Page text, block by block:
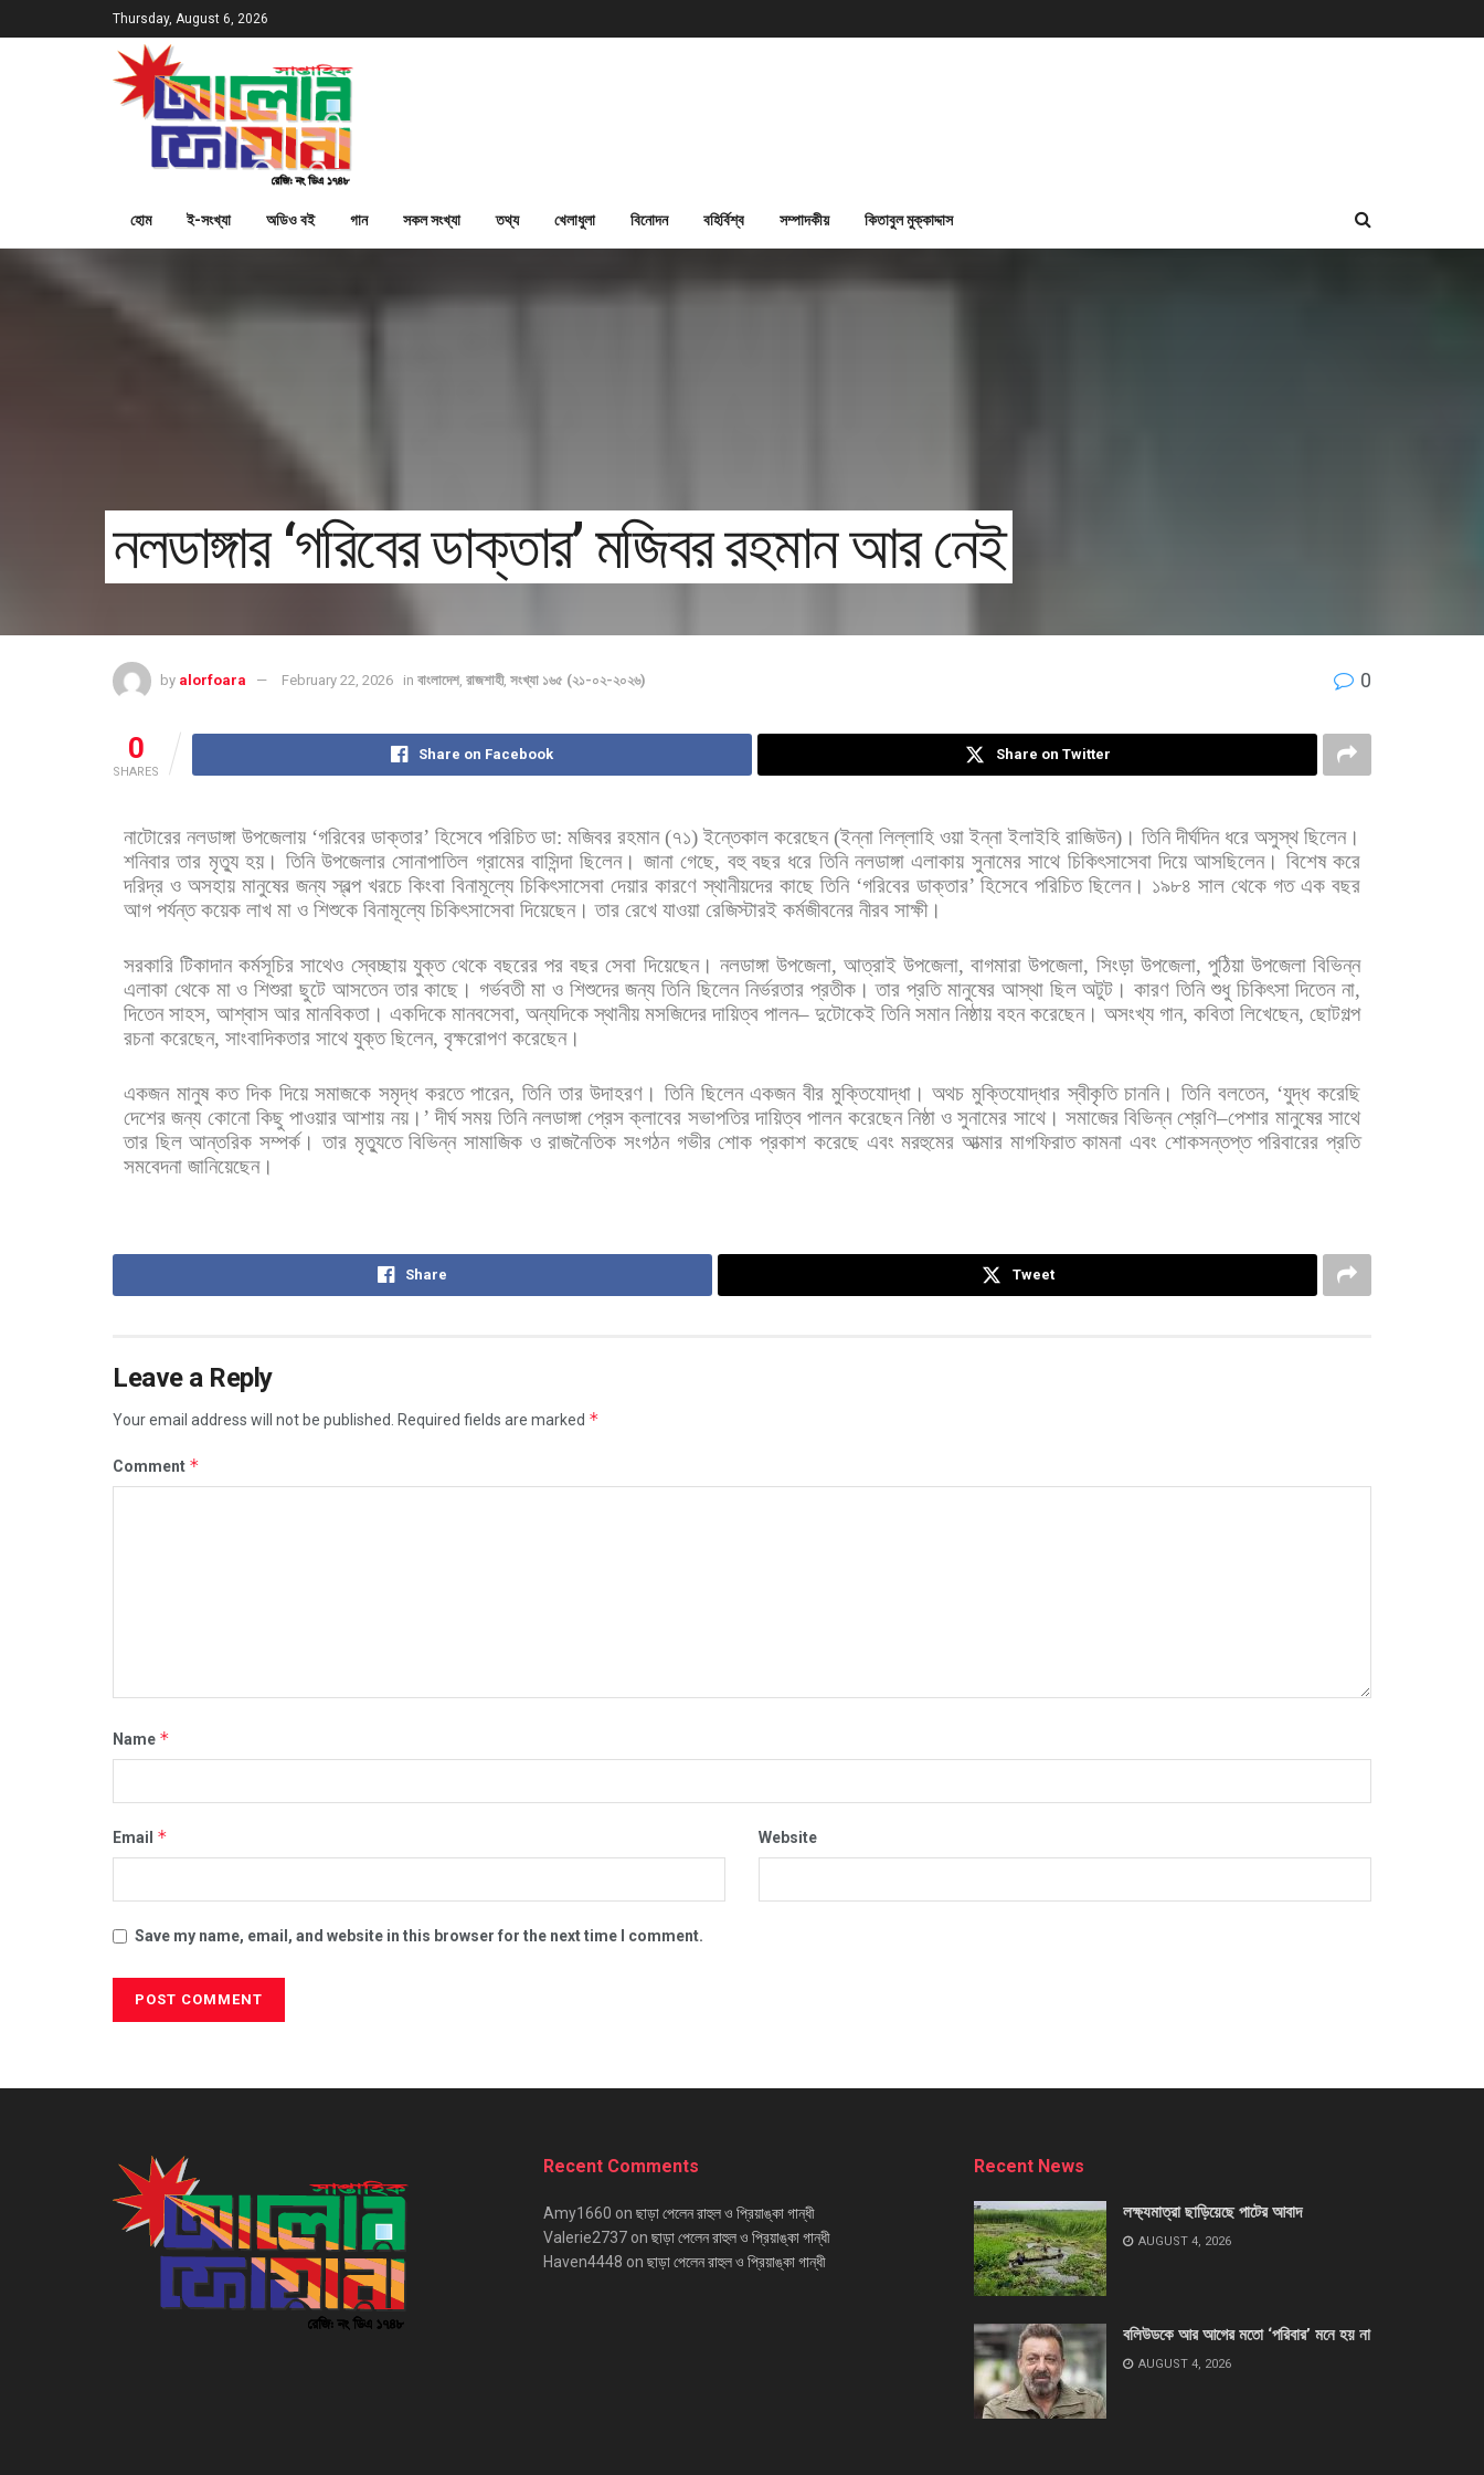
Thursday, August 6, 2026
হোম ই-সংখ্যা অডিও বই গান সকল সংখ্যা তথ্য খেলাধুলা বিনোদন বহির্বিশ্ব সম্পাদকীয় কিতাবুল মুক্কাদ্দাস
নলডাঙ্গার ‘গরিবের ডাক্তার’ মজিবর রহমান আর নেই
by alorfoara February 22, 2026 in বাংলাদেশ, রাজশাহী, সংখ্যা ১৬৫ (২১-০২-২০২৬) 0
0
SHARES
Share on Facebook Share on Twitter
নাটোরের নলডাঙ্গা উপজেলায় ‘গরিবের ডাক্তার’ হিসেবে পরিচিত ডা: মজিবর রহমান(৭১)ইন্তেকাল করেছেন(ইন্না লিল্লাহি ওয়া ইন্না ইলাইহি রাজিউন) । তিনি দীর্ঘদিন ধরে অসুস্থ ছিলেন।
শনিবার তার মৃত্যু হয়। তিনি উপজেলার সোনাপাতিল গ্রামের বাসিন্দা ছিলেন। জানা গেছে, বহু বছর ধরে তিনি নলডাঙ্গা এলাকায় সুনামের সাথে চিকিৎসাসেবা দিয়ে আসছিলেন। বিশেষ করে
দরিদ্র ও অসহায় মানুষের জন্য স্বল্প খরচে কিংবা বিনামূল্যে চিকিৎসাসেবা দেয়ার কারণে স্থানীয়দের কাছে তিনি‘গরিবের ডাক্তার’হিসেবে পরিচিত ছিলেন। ১৯৮৪ সাল থেকে গত এক বছর
আগ পর্যন্ত কয়েক লাখ মা ও শিশুকে বিনামূল্যে চিকিৎসাসেবা দিয়েছেন। তার রেখে যাওয়া রেজিস্টারই কর্মজীবনের নীরব সাক্ষী।
সরকারি টিকাদান কর্মসূচির সাথেও স্বেচ্ছায় যুক্ত থেকে বছরের পর বছর সেবা দিয়েছেন। নলডাঙ্গা উপজেলা, আত্রাই উপজেলা,বাগমারা উপজেলা, সিংড়া উপজেলা, পুঠিয়া উপজেলা বিভিন্ন
এলাকা থেকে মা ও শিশুরা ছুটে আসতেন তার কাছে। গর্ভবতী মা ও শিশুদের জন্য তিনি ছিলেন নির্ভরতার প্রতীক। তার প্রতি মানুষের আস্থা ছিল অটুট। কারণ তিনি শুধু চিকিৎসা দিতেন না,
দিতেন সাহস, আশ্বাস আর মানবিকতা। একদিকে মানবসেবা, অন্যদিকে স্থানীয় মসজিদের দায়িত্ব পালন– দুটোকেই তিনি সমান নিষ্ঠায় বহন করেছেন। অসংখ্য গান, কবিতা লিখেছেন, ছোটগল্প
রচনা করেছেন, সাংবাদিকতার সাথে যুক্ত ছিলেন, বৃক্ষরোপণ করেছেন।
একজন মানুষ কত দিক দিয়ে সমাজকে সমৃদ্ধ করতে পারেন,তিনি তার উদাহরণ। তিনি ছিলেন একজন বীর মুক্তিযোদ্ধা। অথচ মুক্তিযোদ্ধার স্বীকৃতি চাননি। তিনি বলতেন, ‘যুদ্ধ করেছি
দেশের জন্য কোনো কিছু পাওয়ার আশায় নয়। ’দীর্ঘ সময় তিনি নলডাঙ্গা প্রেস ক্লাবের সভাপতির দায়িত্ব পালন করেছেন নিষ্ঠা ও সুনামের সাথে। সমাজের বিভিন্ন শ্রেণি–পেশার মানুষের সাথে
তার ছিল আন্তরিক সম্পর্ক। তার মৃত্যুতে বিভিন্ন সামাজিক ও রাজনৈতিক সংগঠন গভীর শোক প্রকাশ করেছে এবং মরহুমের আত্মার মাগফিরাত কামনা এবং শোকসন্তপ্ত পরিবারের প্রতি
সমবেদনা জানিয়েছেন।
Share Tweet
Leave a Reply
Your email address will not be published. Required fields are marked *
Comment *
Name *
Email * Website
Save my name, email, and website in this browser for the next time I comment.
Recent Comments
Amy1660 on ছাড়া পেলেন রাহুল ও প্রিয়াঙ্কা গান্ধী
Valerie2737 on ছাড়া পেলেন রাহুল ও প্রিয়াঙ্কা গান্ধী
Haven4448 on ছাড়া পেলেন রাহুল ও প্রিয়াঙ্কা গান্ধী
Recent News
লক্ষ্যমাত্রা ছাড়িয়েছে পাটের আবাদ
AUGUST 4, 2026
বলিউডকে আর আগের মতো ‘পরিবার’ মনে হয় না
AUGUST 4, 2026